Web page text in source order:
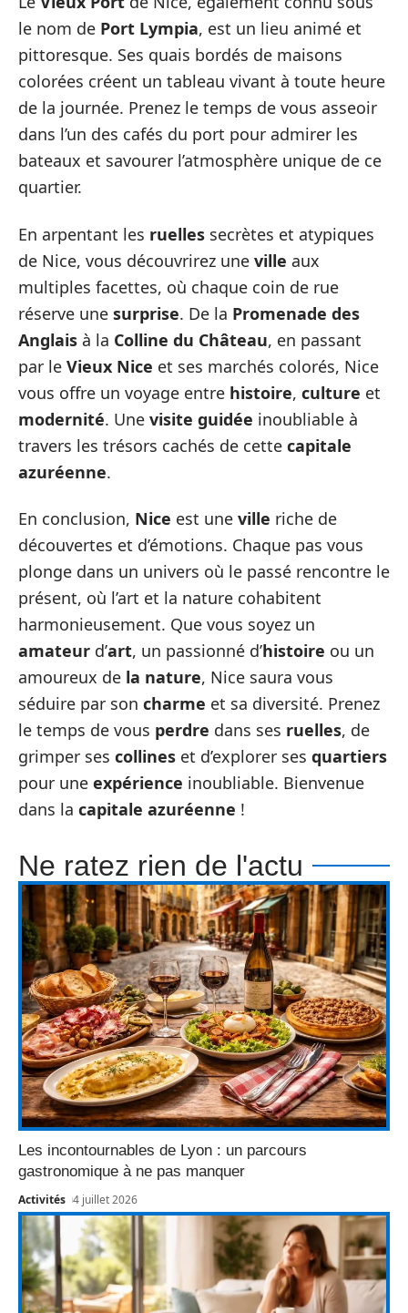
le nom de Port Lympia, est un lieu animé et
pittoresque. Ses quais bordés de maisons
colorées créent un tableau vivant à toute heure
de la journée. Prenez le temps de vous asseoir
dans l’un des cafés du port pour admirer les
bateaux et savourer l’atmosphère unique de ce
quartier.
En arpentant les ruelles secrètes et atypiques
de Nice, vous découvrirez une ville aux
multiples facettes, où chaque coin de rue
réserve une surprise. De la Promenade des
Anglais à la Colline du Château, en passant
par le Vieux Nice et ses marchés colorés, Nice
vous offre un voyage entre histoire, culture et
modernité. Une visite guidée inoubliable à
travers les trésors cachés de cette capitale
azuréenne.
En conclusion, Nice est une ville riche de
découvertes et d’émotions. Chaque pas vous
plonge dans un univers où le passé rencontre le
présent, où l’art et la nature cohabitent
harmonieusement. Que vous soyez un
amateur d’art, un passionné d’histoire ou un
amoureux de la nature, Nice saura vous
séduire par son charme et sa diversité. Prenez
le temps de vous perdre dans ses ruelles, de
grimper ses collines et d’explorer ses quartiers
pour une expérience inoubliable. Bienvenue
dans la capitale azuréenne !
Ne ratez rien de l'actu
Les incontournables de Lyon : un parcours
gastronomique à ne pas manquer
Activités 4 juillet 2026